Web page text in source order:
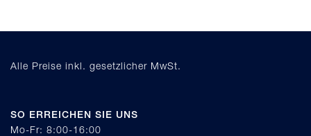
Alle Preise inkl. gesetzlicher MwSt.
SO ERREICHEN SIE UNS
Mo-Fr: 8:00-16:00